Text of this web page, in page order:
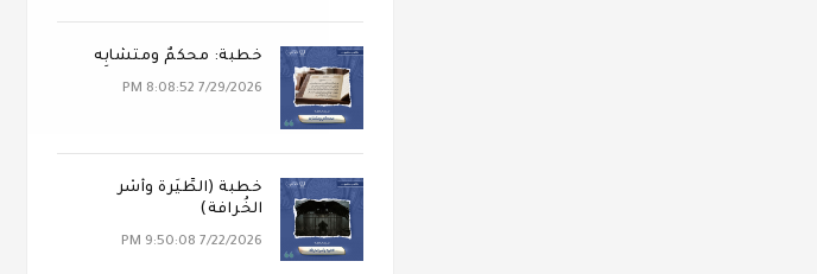
خطبة: محكَمٌ ومتشابِه
7/29/2026 8:08:52 PM
خطبة (الطِّيَرة وأَسْر
الخُرافة)
7/22/2026 9:50:08 PM